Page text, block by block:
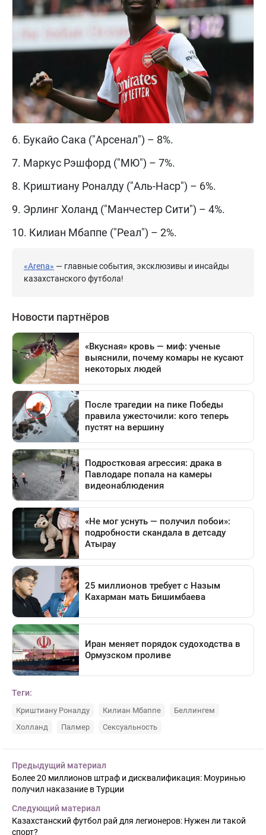
6. Букайо Сака ("Арсенал") – 8%.
7. Маркус Рэшфорд ("МЮ") – 7%.
8. Криштиану Роналду ("Аль-Наср") – 6%.
9. Эрлинг Холанд ("Манчестер Сити") – 4%.
10. Килиан Мбаппе ("Реал") – 2%.
«Arena» — главные события, эксклюзивы и инсайды
казахстанского футбола!
Теги:
Криштиану Роналду Килиан Мбаппе
Беллингем
Холланд
Палмер Сексуальность
Предыдущий материал
Более 20 миллионов штраф и дисквалификация: Моуринью
получил наказание в Турции
Следующий материал
Казахстанский футбол рай для легионеров: Нужен ли такой
спорт?